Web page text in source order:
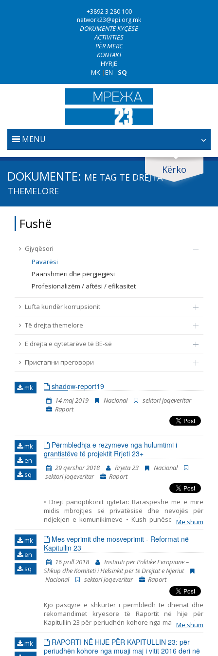
+3892 3 280 100
network23@epi.org.mk
DOKUMENTE KYÇËSE
ACTIVITIES
PËR MERC
KONTAKT
HYRJE
MK |EN | SQ
MENU
FILLESTARE
LUFTA KUNDËR KORRUPSIONIT
TË DREJTA THEMELORE
ПРИСТАПНИ ПРЕГОВОРИ
Kërko
Kërko dokumente
Kërko
Fushë / lëmi
Burim
Nën burim
Tip
Nga rrjeti 23
Data e shpalljes
Emër, përshkrim ose fjalen
DOKUMENTE: ME TAG TË DREJTA
THEMELORE
Fushë
Gjyqësori
Pavarësi
Paanshmëri dhe përgjegjësi
Profesionalizëm / aftësi / efikasitet
Lufta kundër korrupsionit
Të drejta themelore
E drejta e qytetarëve të BE-së
Пристапни преговори
mk shadow-report19
14 maj 2019 Nacional
sektori joqeveritar
Raport
mk
en
sq
Përmbledhja e rezymeve nga hulumtimi i
grantistëve të projektit Rrjeti 23+
29 qershor 2018 Rrjeta 23
Nacional
sektori joqeveritar
Raport
• Drejt panoptikonit qytetar: Baraspeshë më e mirë
midis mbrojtjes së privatësisë dhe nevojës për
ndjekjen e komunikimeve • Kush punëson komuna
apo partia? • Burimet e financimit, lartësia e mjeteve
të siguruara dhe ndikimi i tyre mbi pavarësinë e
pushtetit gjyqësor • A do të ketë “bilbilfryrës” në
universitete? Mundësitë e Ligjit për mbrojtjen e
denoncuesve dhe parandalimin e korrupsionit në
arsimin e lartë në Republikën e Maqedonisë •
Monitorimi i implementimit të standardeve
ndërkombëtare për gjykim të drejtë në Gjykatën
Themelore Shkup I dhe Shkup II • Ndihma juridike
falas – sfidat dhe zgjidhjet • Aksesi dhe inkluziviteti i
gjykatave në Maqedoni • Analizë e Ligjit për
përcaktimin e llojit dhe matjen e lartësisë së dënimit •
matjen e lartësisë së dënimit
Më shum
mk
en
sq
Mes veprimit dhe mosveprimit - Reformat në
Kapitullin 23
16 prill 2018
Instituti për Politikë Evropiane –
Shkup dhe Komiteti i Helsinkit për të Drejtat e Njeriut
Nacional
sektori joqeveritar Raport
Kjo pasqyrë e shkurtër i përmbledh të dhënat dhe
rekomandimet kryesore të Raportit në hije për
Kapitullin 23 për periudhën kohore nga maji 2016 deri
në janar të vitit 2018. I hartuar nga Instituti për Politikë
Evropiane – Shkup dhe Komiteti i Helsinkit për të
Drejtat e Njeriut. Pasqyra përfshin tri periudha të
Më shum
mk
RAPORTI NË HIJE PËR KAPITULLIN 23: për
periudhën kohore nga muaji maj i vitit 2016 deri në